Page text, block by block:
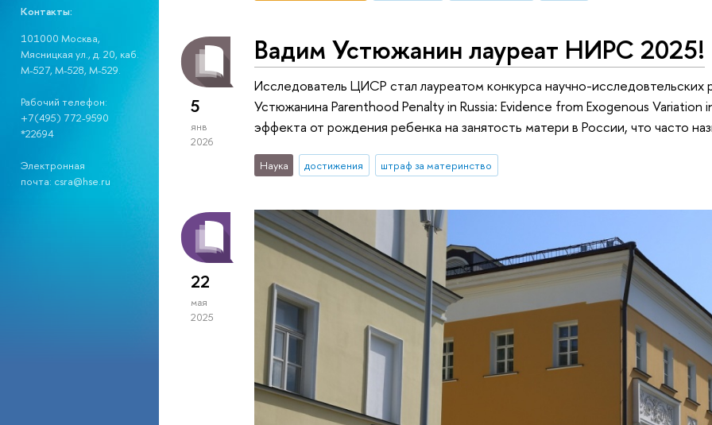
Контакты:
101000 Москва,
Мясницкая ул., д. 20, каб.
М-527, М-528, М-529.
Рабочий телефон:
+7(495) 772-9590
*22694
Электронная
почта: csra@hse.ru
5
янв
2026
Вадим Устюжанин лауреат НИРС 2025!
Исследователь ЦИСР стал лауреатом конкурса научно-
Устюжанина Parenthood Penalty in Russia: Evidence from Exogenous Variation
эффекта от рождения ребенка на занятость матери в России, что часто
Наука достижения штраф за материнство
22
мая
2025